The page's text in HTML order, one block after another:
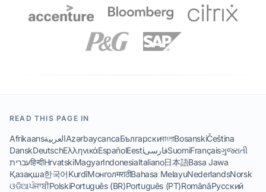
READ THIS PAGE IN
AfrikaansالعربيةAzərbaycancaБългарскиবাংলাBosanskiČeština
DanskDeutschΕλληνικάEspañolEestiفارسیSuomiFrançaisગુજરાતી
עבריתहिन्दीHrvatskiMagyarIndonesiaItaliano日本語Basa Jawa
Қазақша한국어KurdîМонголमराठीBahasa MelayuNederlandsNorsk
ଓଡିଆਪੰਜਾਬੀPolskiPortuguês (BR)Português (PT)RomânăРусский